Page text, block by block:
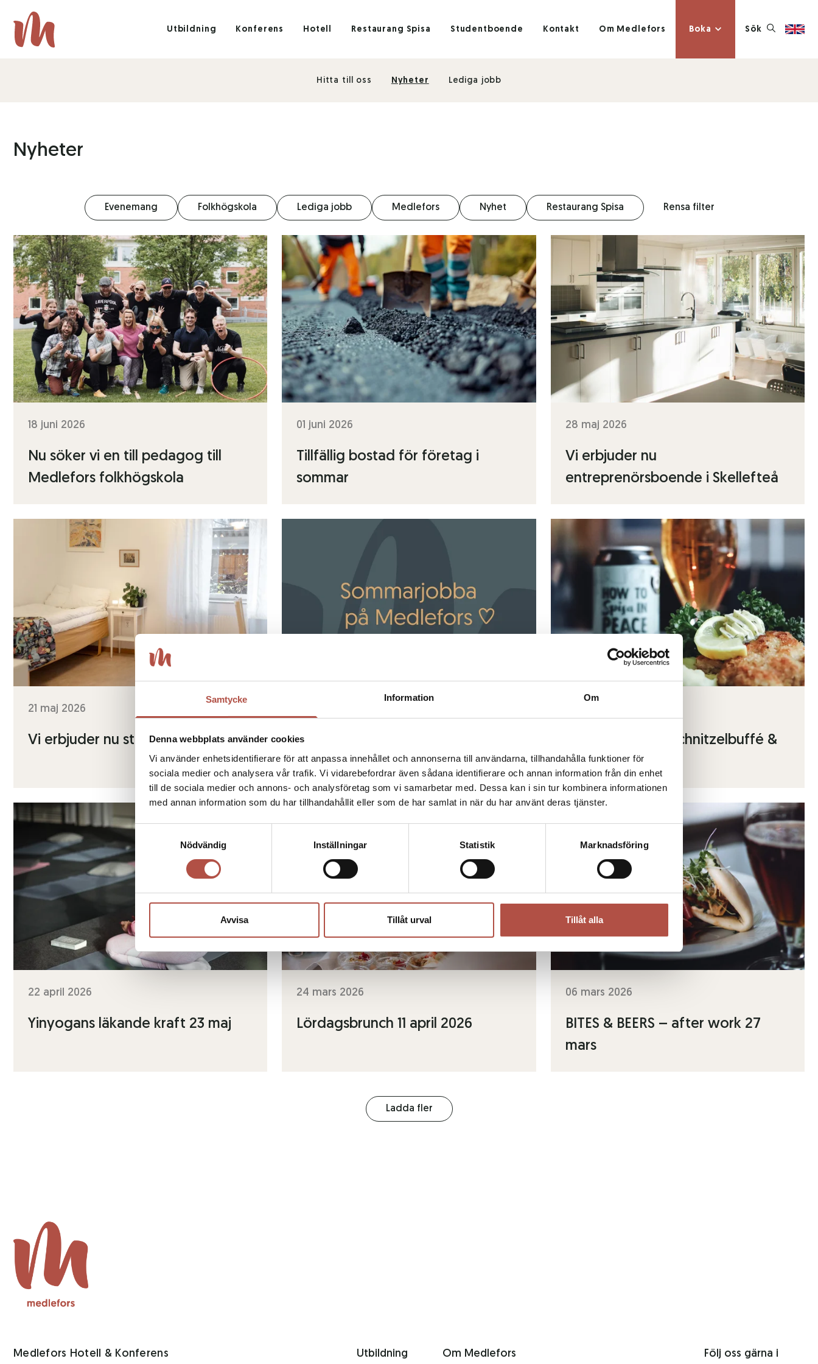
Samtycke Information Om
Denna webbplats använder cookies
Vi använder enhetsidentifierare för att anpassa innehållet och annonserna till användarna, tillhandahålla funktioner för
sociala medier och analysera vår trafik. Vi vidarebefordrar även sådana identifierare och annan information från din enhet
till de sociala medier och annons- och analysföretag som vi samarbetar med. Dessa kan i sin tur kombinera informationen
med annan information som du har tillhandahållit eller som de har samlat in när du har använt deras tjänster.
Samtyckesval
Nödvändig
Inställningar Statistik Marknadsföring
Avvisa Tillåt urval Tillåt alla
Utbildning Konferens Hotell Restaurang Spisa Studentboende Kontakt
Hitta till oss Nyheter Lediga jobb
Om Medlefors Boka Sök
Nyheter
Evenemang Folkhögskola Lediga jobb Medlefors Nyhet Restaurang Spisa Rensa filter
18 juni 2026
Nu söker vi en till pedagog till
Medlefors folkhögskola
01 juni 2026
Tillfällig bostad för företag i
sommar
28 maj 2026
Vi erbjuder nu
entreprenörsboende i Skellefteå
21 maj 2026
Vi erbjuder nu studentboende
Sommarjobba på Medlefors i
Skellefteå ♡
BITES & BEERS – schnitzelbuffé &
pubkväll 22 maj
22 april 2026
Yinyogans läkande kraft 23 maj
24 mars 2026
Lördagsbrunch 11 april 2026
06 mars 2026
BITES & BEERS – after work 27
mars
Ladda fler
Medlefors Hotell & Konferens Utbildning Om Medlefors Följ oss gärna i